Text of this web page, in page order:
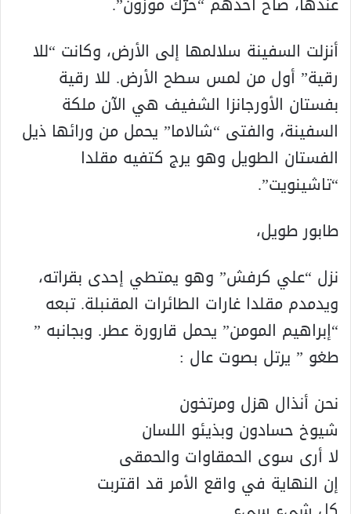
أنزلت السفينة سلالمها إلى الأرض، وكانت “للا
رقية” أول من لمس سطح الأرض. للا رقية
بفستان الأورجانزا الشفيف هي الآن ملكة
السفينة، والفتى “شالاما” يحمل من ورائها ذيل
الفستان الطويل وهو يرج كتفيه مقلدا
“تاشينويت”.
طابور طويل،
نزل “علي كرفش” وهو يمتطي إحدى بقراته،
ويدمدم مقلدا غارات الطائرات المقنبلة. تبعه
“إبراهيم المومن” يحمل قارورة عطر. وبجانبه ”
طغو ” يرتل بصوت عال :
نحن أنذال هزل ومرتخون
شيوخ حسادون وبذيئو اللسان
لا أرى سوى الحمقاوات والحمقى
إن النهاية في واقع الأمر قد اقتربت